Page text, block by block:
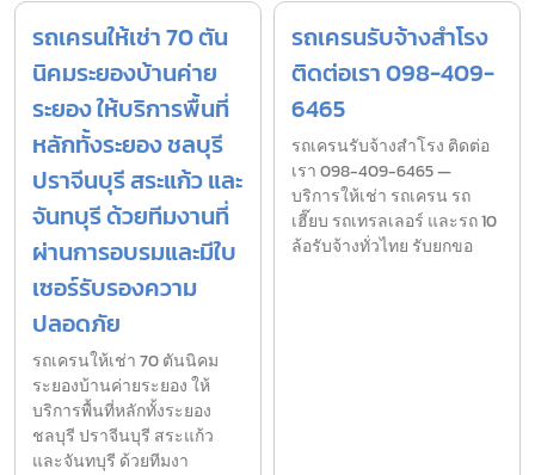
รถเครนให้เช่า 70 ตัน
นิคมระยองบ้านค่าย
ระยอง ให้บริการพื้นที่
หลักทั้งระยอง ชลบุรี
ปราจีนบุรี สระแก้ว และ
จันทบุรี ด้วยทีมงานที่
ผ่านการอบรมและมีใบ
เซอร์รับรองความ
ปลอดภัย
รถเครนให้เช่า 70 ตันนิคม
ระยองบ้านค่ายระยอง ให้
บริการพื้นที่หลักทั้งระยอง
ชลบุรี ปราจีนบุรี สระแก้ว
และจันทบุรี ด้วยทีมงา
รถเครนรับจ้างสำโรง
ติดต่อเรา 098-409-
6465
รถเครนรับจ้างสำโรง ติดต่อ
เรา 098-409-6465 —
บริการให้เช่า รถเครน รถ
เฮี๊ยบ รถเทรลเลอร์ และรถ 10
ล้อรับจ้างทั่วไทย รับยกขอ